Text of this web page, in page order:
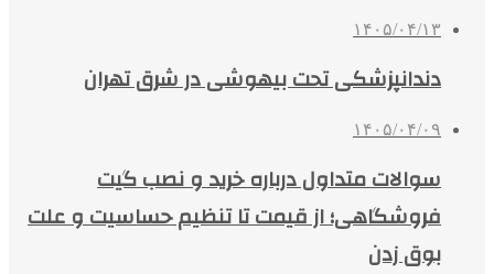
۱۴۰۵/۰۴/۱۳
دندانپزشکی تحت بیهوشی در شرق تهران
۱۴۰۵/۰۴/۰۹
سوالات متداول درباره خرید و نصب گیت
فروشگاهی؛ از قیمت تا تنظیم حساسیت و علت
بوق زدن